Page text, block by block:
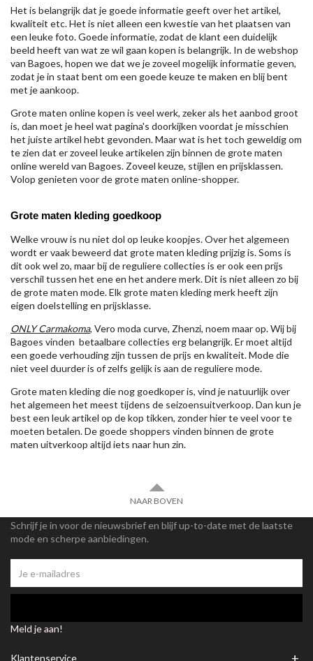
Het is belangrijk dat je goede informatie geeft over het artikel,
kwaliteit etc. Het is niet alleen een kwestie van het plaatsen van
een leuke foto. Goede informatie, zodat de klant een duidelijk
beeld heeft van wat ze wil gaan kopen is belangrijk. In de webshop
van Bagoes, hopen we dat we je zoveel mogelijk informatie geven,
zodat je in staat bent om een goede keuze te maken en blij bent
met je aankoop.
Grote maten online kopen is veel werk, zeker als het aanbod groot
is, dan moet je heel wat pagina's doorkijken voordat je misschien
het juiste artikel hebt gevonden. Maar wat is het toch geweldig om
te zien dat er zoveel leuke artikelen zijn binnen de grote maten
online wereld van Bagoes. Zoveel keuze, stijlen en prijsklassen.
Volop genieten voor de grote maten online-shopper.
Grote maten kleding goedkoop
Welke vrouw is nu niet dol op leuke koopjes. Over het algemeen
wordt er vaak beweerd dat grote maten kleding prijzig is. Soms is
dit ook wel zo, maar bij de reguliere collecties is er ook een prijs
verschil tussen het ene en het andere merk. Dit is niet alleen zo bij
de grote maten mode. Elk grote maten kleding merk heeft zijn
eigen doelstelling en prijsklasse.
ONLY Carmakoma, Vero moda curve, Zhenzi, noem maar op. Wij bij
Bagoes vinden betaalbare collecties erg belangrijk. Er moet altijd
een goede verhouding zijn tussen de prijs en kwaliteit. Mode die
niet veel duurder is of zelfs gelijk is aan de reguliere mode.
Grote maten kleding die nog goedkoper is, vind je natuurlijk over
het algemeen het meest tijdens de seizoensuitverkoop. Dan kun je
best een leuk artikel op de kop tikken, zonder hier te veel voor te
moeten betalen. De goede shoppers vinden binnen de grote
maten uitverkoop altijd iets naar hun zin.
NAAR BOVEN
Schrijf je in voor de nieuwsbrief en blijf up-to-date met de laatste
mode en scherpe aanbiedingen.
Meld je aan!
Klantenservice